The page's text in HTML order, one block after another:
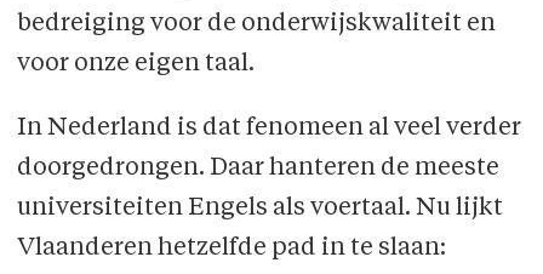
bedreiging voor de onderwijskwaliteit en
voor onze eigen taal.
In Nederland is dat fenomeen al veel verder
doorgedrongen. Daar hanteren de meeste
universiteiten Engels als voertaal. Nu lijkt
Vlaanderen hetzelfde pad in te slaan: